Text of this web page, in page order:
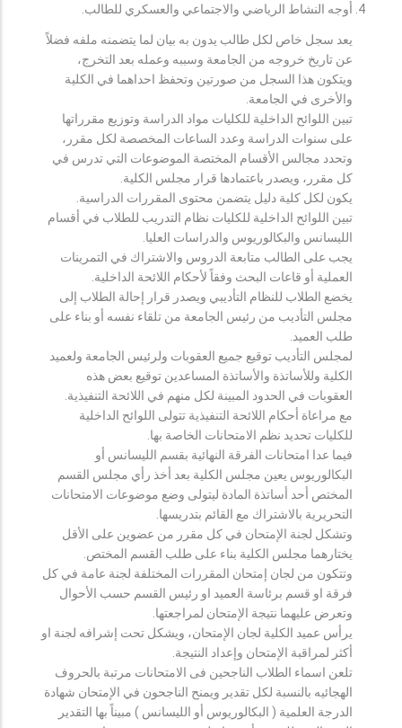
أوجه النشاط الرياضي والاجتماعي والعسكري للطالب.
يعد سجل خاص لكل طالب يدون به بيان لما يتضمنه ملفه فضلاً
عن تاريخ خروجه من الجامعة وسببه وعمله بعد التخرج،
ويتكون هذا السجل من صورتين وتحفظ احداهما في الكلية
والأخرى في الجامعة.
تبين اللوائح الداخلية للكليات مواد الدراسة وتوزيع مقرراتها
على سنوات الدراسة وعدد الساعات المخصصة لكل مقرر،
وتحدد مجالس الأقسام المختصة الموضوعات التي تدرس في
كل مقرر، ويصدر باعتمادها قرار مجلس الكلية.
يكون لكل كلية دليل يتضمن محتوى المقررات الدراسية.
تبين اللوائح الداخلية للكليات نظام التدريب للطلاب في أقسام
الليسانس والبكالوريوس والدراسات العليا.
يجب على الطالب متابعة الدروس والاشتراك في التمرينات
العملية أو قاعات البحث وفقاً لأحكام اللائحة الداخلية.
يخضع الطلاب للنظام التأديبي ويصدر قرار إحالة الطلاب إلى
مجلس التأديب من رئيس الجامعة من تلقاء نفسه أو بناء على
طلب العميد.
لمجلس التأديب توقيع جميع العقوبات ولرئيس الجامعة ولعميد
الكلية وللأساتذة والأساتذة المساعدين توقيع بعض هذه
العقوبات في الحدود المبينة لكل منهم في اللائحة التنفيذية.
مع مراعاة أحكام اللائحة التنفيذية تتولى اللوائح الداخلية
للكليات تحديد نظم الامتحانات الخاصة بها.
فيما عدا امتحانات الفرقة النهائية بقسم الليسانس أو
البكالوريوس يعين مجلس الكلية بعد أخذ رأي مجلس القسم
المختص أحد أساتذة المادة ليتولى وضع موضوعات الامتحانات
التحريرية بالاشتراك مع القائم بتدريسها.
وتشكل لجنة الإمتحان في كل مقرر من عضوين على الأقل
يختارهما مجلس الكلية بناء على طلب القسم المختص.
وتتكون من لجان إمتحان المقررات المختلفة لجنة عامة في كل
فرقة او قسم برئاسة العميد او رئيس القسم حسب الأحوال
وتعرض عليهما نتيجة الإمتحان لمراجعتها.
يرأس عميد الكلية لجان الإمتحان، ويشكل تحت إشرافه لجنة او
أكثر لمراقبة الإمتحان وإعداد النتيجة.
تلعن اسماء الطلاب الناجحين فى الامتحانات مرتبة بالحروف
الهجائيه بالنسبة لكل تقدير ويمنح الناجحون في الإمتحان شهادة
الدرجة العلمية ( البكالوريوس أو الليسانس ) مبيناً بها التقدير